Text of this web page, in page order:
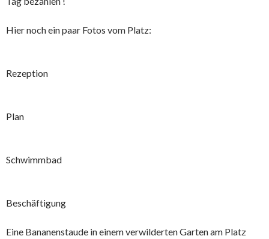
Hier noch ein paar Fotos vom Platz:
Rezeption
Plan
Schwimmbad
Beschäftigung
Eine Bananenstaude in einem verwilderten Garten am Platz